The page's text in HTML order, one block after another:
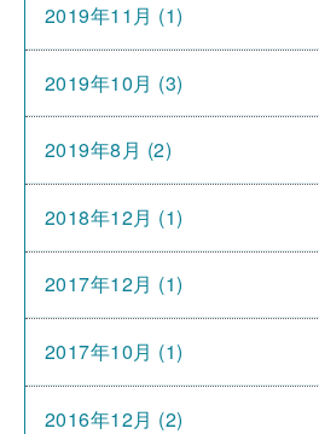
2019年11月 (1)
2019年10月 (3)
2019年8月 (2)
2018年12月 (1)
2017年12月 (1)
2017年10月 (1)
2016年12月 (2)